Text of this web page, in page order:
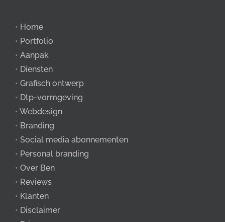
• Home
• Portfolio
• Aanpak
• Diensten
• Grafisch ontwerp
• Dtp-vormgeving
• Webdesign
• Branding
• Social media abonnementen
• Personal branding
• Over Ben
• Reviews
• Klanten
• Disclaimer